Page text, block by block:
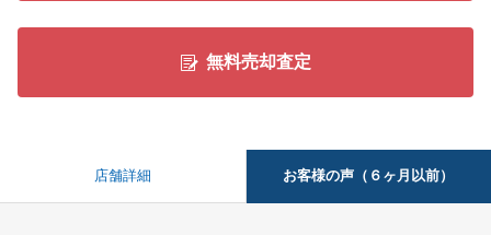
無料売却査定
店舗詳細 お客様の声（６ヶ月以前）